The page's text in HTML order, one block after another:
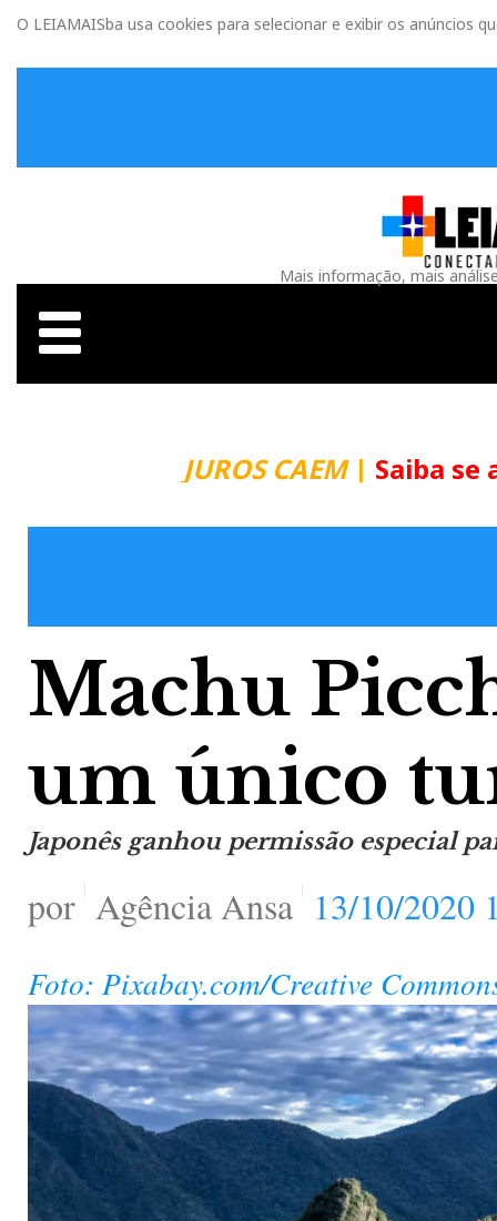
O LEIAMAISba usa cookies para selecionar e exibir os anúncios
Mais informação, mais
JUROS CAEM| Saiba se
Machu
um único
Japonês ganhou permissão especial
por Agência Ansa 13/10/2020
Foto: Pixabay.com/Creative